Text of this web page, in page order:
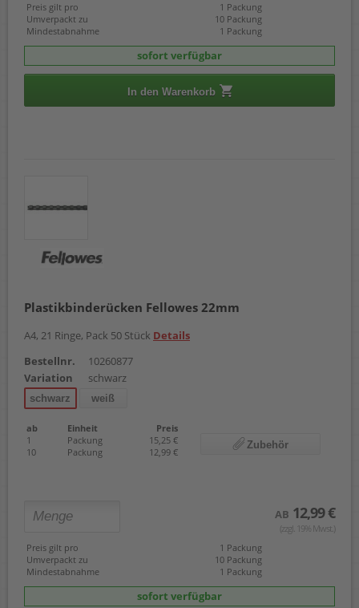
Preis gilt pro
1 Packung
Umverpackt zu
10 Packung
Mindestabnahme
1 Packung
sofort verfügbar
In den Warenkorb
Plastikbinderücken Fellowes 22mm
A4, 21 Ringe, Pack 50 Stück Details
Bestellnr.
10260877
Variation
schwarz
schwarz weiß
ab Einheit
Preis
1
Packung
15,25 €
10
Packung 12,99 €
Zubehör
AB 12,99 €
(zzgl. 19% Mwst.)
Preis gilt pro
1 Packung
Umverpackt zu
10 Packung
Mindestabnahme
1 Packung
sofort verfügbar